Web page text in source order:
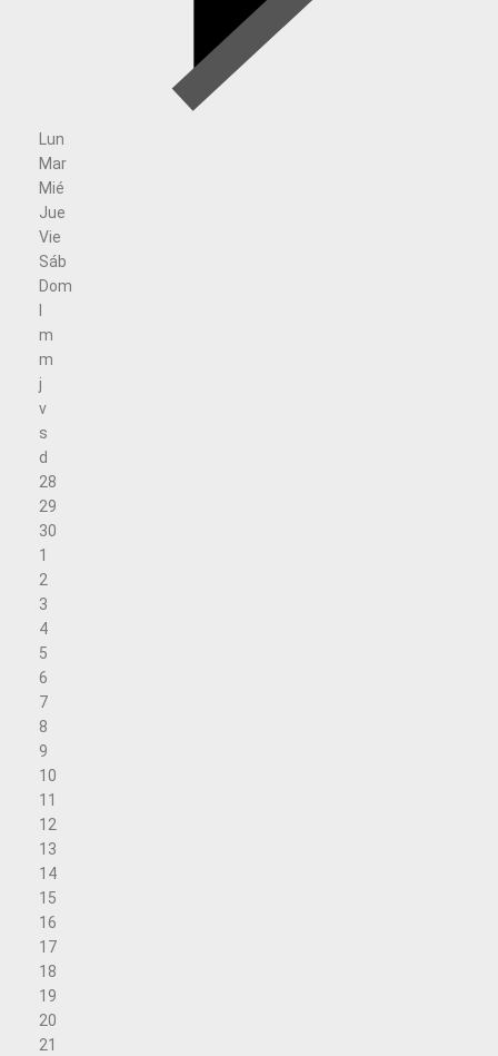
Lun
Mar
Mié
Jue
Vie
Sáb
Dom
m
m
j
v
s
d
28
29
30
1
2
3
4
5
6
7
8
9
10
11
12
13
14
15
16
17
18
19
20
21